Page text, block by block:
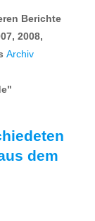
Berichte
2008,
Archiv
dem